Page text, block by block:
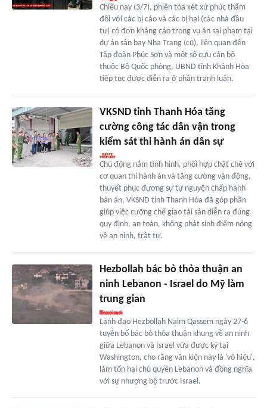
Chiều nay (3/7), phiên tòa xét xử phúc thẩm
đối với các bị cáo và các bị hại (các nhà đầu
tư) có đơn kháng cáo trong vụ án sai phạm tại
dự án sân bay Nha Trang (cũ), liên quan đến
Tập đoàn Phúc Sơn và một số cựu cán bộ
thuộc Bộ Quốc phòng, UBND tỉnh Khánh Hòa
tiếp tục được diễn ra ở phần tranh luận.
VKSND tỉnh Thanh Hóa tăng
cường công tác dân vận trong
kiểm sát thi hành án dân sự
Chủ động nắm tình hình, phối hợp chặt chẽ với
cơ quan thi hành án và tăng cường vận động,
thuyết phục đương sự tự nguyện chấp hành
bản án, VKSND tỉnh Thanh Hóa đã góp phần
giúp việc cưỡng chế giao tài sản diễn ra đúng
quy định, an toàn, không phát sinh điểm nóng
về an ninh, trật tự.
Hezbollah bác bỏ thỏa thuận an
ninh Lebanon - Israel do Mỹ làm
trung gian
Lãnh đạo Hezbollah Naim Qassem ngày 27-6
tuyên bố bác bỏ thỏa thuận khung về an ninh
giữa Lebanon và Israel vừa được ký tại
Washington, cho rằng văn kiện này là 'vô hiệu',
làm tổn hại chủ quyền Lebanon và đồng nghĩa
với sự nhượng bộ trước Israel.